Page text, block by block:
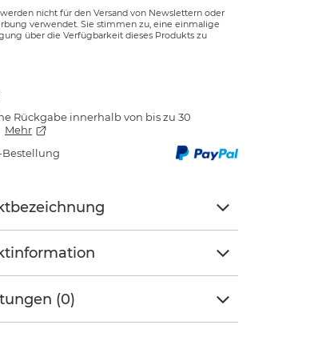
nicht für den Versand von Newslettern oder
verwendet. Sie stimmen zu, eine einmalige
über die Verfügbarkeit dieses Produkts zu
Rückgabe innerhalb von bis zu 30
Mehr
Bestellung
(0)